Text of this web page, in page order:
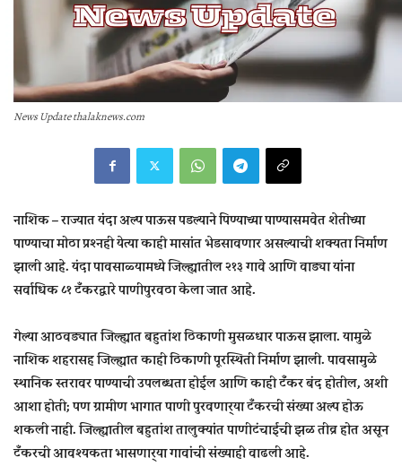
News Update thalaknews.com
नाशिक – राज्‍यात यंदा अल्‍प पाऊस पडल्‍याने पिण्‍याच्‍या पाण्‍यासमवेत शेतीच्‍या
पाण्‍याचा मोठा प्रश्‍नही येत्‍या काही मासांत भेडसावणार असल्‍याची शक्‍यता निर्माण
झाली आहे. यंदा पावसाळ्‍यामध्‍ये जिल्‍ह्यातील २१३ गावे आणि वाड्या यांना
सर्वाधिक ८१ टँकरद्वारे पाणीपुरवठा केला जात आहे.
गेल्‍या आठवड्यात जिल्‍ह्यात बहुतांश ठिकाणी मुसळधार पाऊस झाला. यामुळे
नाशिक शहरासह जिल्‍ह्यात काही ठिकाणी पूरस्‍थिती निर्माण झाली. पावसामुळे
स्‍थानिक स्‍तरावर पाण्‍याची उपलब्‍धता होईल आणि काही टँकर बंद होतील, अशी
आशा होती; पण ग्रामीण भागात पाणी पुरवणार्‍या टँकरची संख्‍या अल्‍प होऊ
शकली नाही. जिल्‍ह्यातील बहुतांश तालुक्‍यांत पाणीटंचाईची झळ तीव्र होत असून
टँकरची आवश्‍यकता भासणार्‍या गावांची संख्‍याही वाढली आहे.